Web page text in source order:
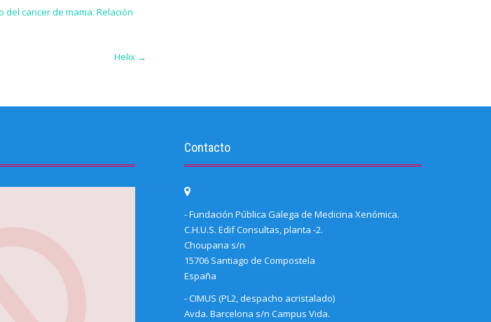
cancer de mama. Relación
Helix →
Contacto
- Fundación Pública Galega de Medicina Xenómica.
C.H.U.S. Edif Consultas, planta -2.
Choupana s/n
15706 Santiago de Compostela
España
- CIMUS (PL2, despacho acristalado)
Avda. Barcelona s/n Campus Vida.